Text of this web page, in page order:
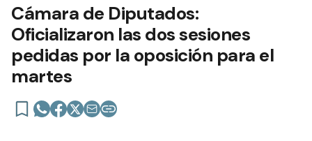
Cámara de Diputados:
Oficializaron las dos sesiones
pedidas por la oposición para el
martes